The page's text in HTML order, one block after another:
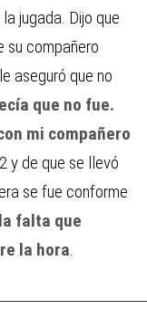
jugada. Dijo que
su compañero
aseguró que no
que no fue.
mi compañero
y de que se llevó
se fue conforme
falta que
la hora